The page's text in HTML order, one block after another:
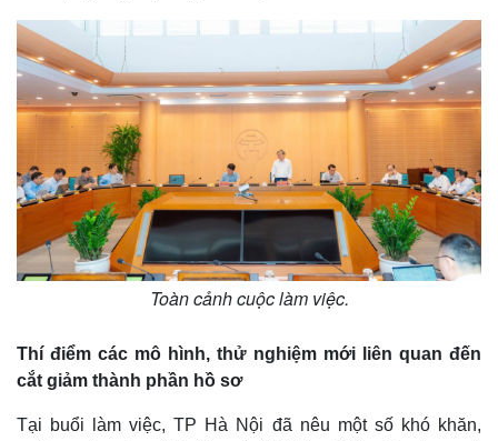
Toàn cảnh cuộc làm việc.
Thí điểm các mô hình, thử nghiệm mới liên quan đến
cắt giảm thành phần hồ sơ
Tại buổi làm việc, TP Hà Nội đã nêu một số khó khăn,